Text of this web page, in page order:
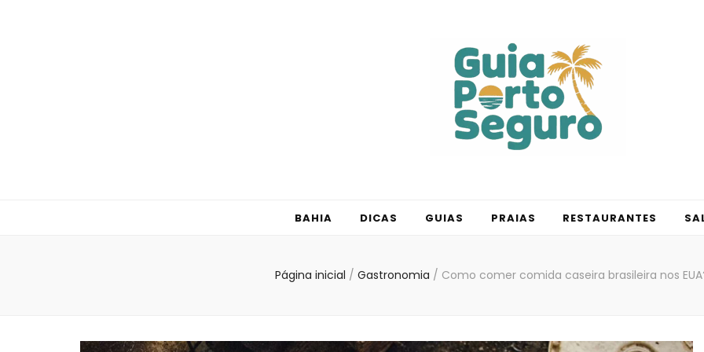
BAHIA DICAS GUIAS PRAIAS RESTAURANTES
Página inicial / Gastronomia / Como comer comida caseira brasileira nos